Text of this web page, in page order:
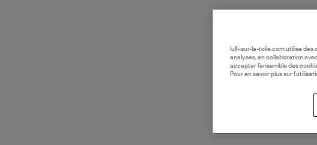
lulli-sur-la-toile.com utilise
analyses, en collaboration
accepter l’ensemble des
Pour en savoir plus sur